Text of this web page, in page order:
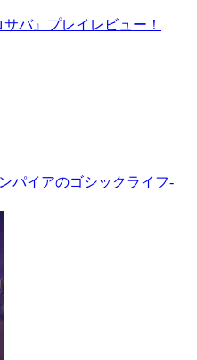
バ』プレイレビュー！
パイアのゴシックライフ-